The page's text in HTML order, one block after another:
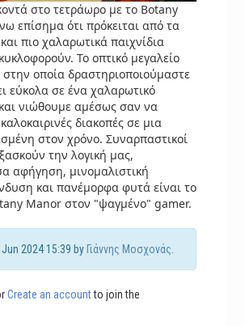
στο τετράωρο με το Botany
επίσημα ότι πρόκειται από τα
πιο χαλαρωτικά παιχνίδια
Το οπτικό μεγαλείο
οποία δραστηριοποιούμαστε
εύκολα σε ένα χαλαρωτικό
νιώθουμε αμέσως σαν να
διακοπές σε μια
στον χρόνο. Συναρπαστικοί
την λογική μας,
αφήγηση, μινομαλιστική
και πανέμορφα φυτά είναι το
Manor στον "ψαγμένο" gamer.
Jun 2024 15:39 by Γιάννης Μοσχονάς
Create an accountto join the